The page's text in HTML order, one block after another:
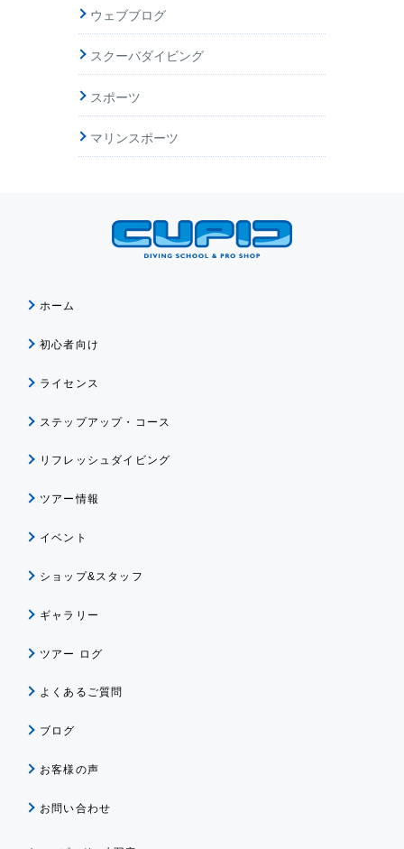
ウェブブログ
スクーバダイビング
スポーツ
マリンスポーツ
ホーム
初心者向け
ライセンス
ステップアップ・コース
リフレッシュダイビング
ツアー情報
イベント
ショップ&スタッフ
ギャラリー
ツアー ログ
よくあるご質問
ブログ
お客様の声
お問い合わせ